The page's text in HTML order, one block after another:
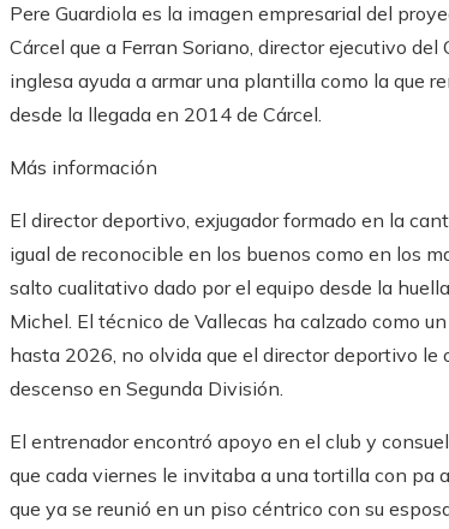
Pere Guardiola es la imagen empresarial del
Cárcel que a Ferran Soriano, director ejecutivo
inglesa ayuda a armar una plantilla como la que
desde la llegada en 2014 de Cárcel.
Más información
El director deportivo, exjugador formado en la
igual de reconocible en los buenos como en los
salto cualitativo dado por el equipo desde la
Michel. El técnico de Vallecas ha calzado como
hasta 2026, no olvida que el director deportivo
descenso en Segunda División.
El entrenador encontró apoyo en el club y
que cada viernes le invitaba a una tortilla con pa
que ya se reunió en un piso céntrico con su